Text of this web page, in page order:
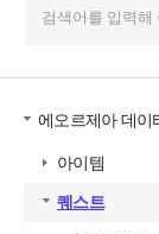
에오르제아 데이
아이템
퀘스트